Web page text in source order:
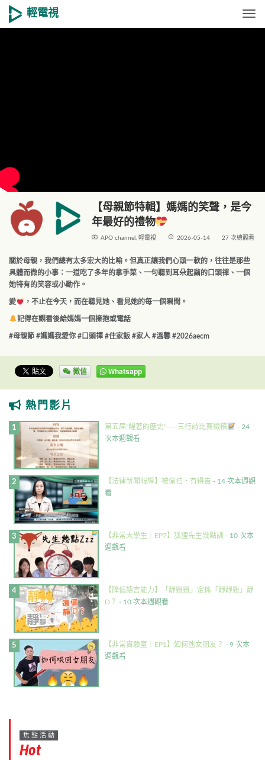
輕電視
【母親節特輯】媽媽的笑聲，是今
年最好的禮物
live_tv APO channel , 輕電視 access_time 2026-05-14 27 次總觀看
關於母親，我們總有太多宏大的比喻。但真正讓我們心頭一軟的，往往是那些
具體而微的小事：一道吃了多年的拿手菜、一句聽到耳朵起繭的口頭禪、一個
她特有的笑容或小動作。
愛 ，不止在今天，而在聽見她、看見她的每一個瞬間。
記得在觀看後給媽媽一個擁抱或電話
#母親節 #媽媽我愛你 # 口頭禪 #住家飯 #家人 #溫馨 #2026aecm
微信 Whatsapp
熱門影片
第五屆”醒著的歷史”——三行詩比賽徵稿
- 24
次本週觀看
【法律新聞報導】被偷拍・有得告 - 14 次本週觀
看
【非常大學生｜EP7】狐狸先生幾點訓 - 10 次本
週觀看
【降低語言能力】「靜雞雞」定係「靜靜雞」靜
D？ - 10 次本週觀看
【非常實驗室｜EP1】如何氹女朋友？ - 9 次本
週觀看
焦點活動
Hot